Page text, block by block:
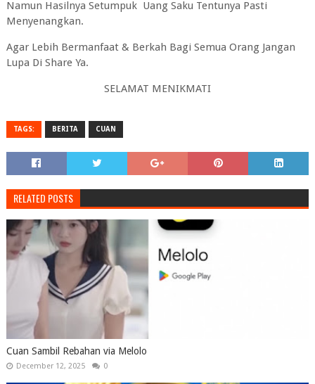
Namun Hasilnya Setumpuk Uang Saku Tentunya Pasti
Menyenangkan.
Agar Lebih Bermanfaat & Berkah Bagi Semua Orang Jangan
Lupa Di Share Ya.
SELAMAT MENIKMATI
TAGS: BERITA CUAN
RELATED POSTS
Cuan Sambil Rebahan via Melolo
December 12, 2025 0